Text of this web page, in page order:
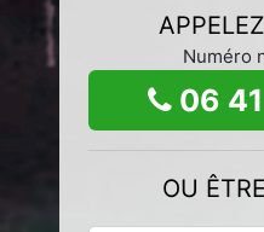
Numéro
06 41
OU